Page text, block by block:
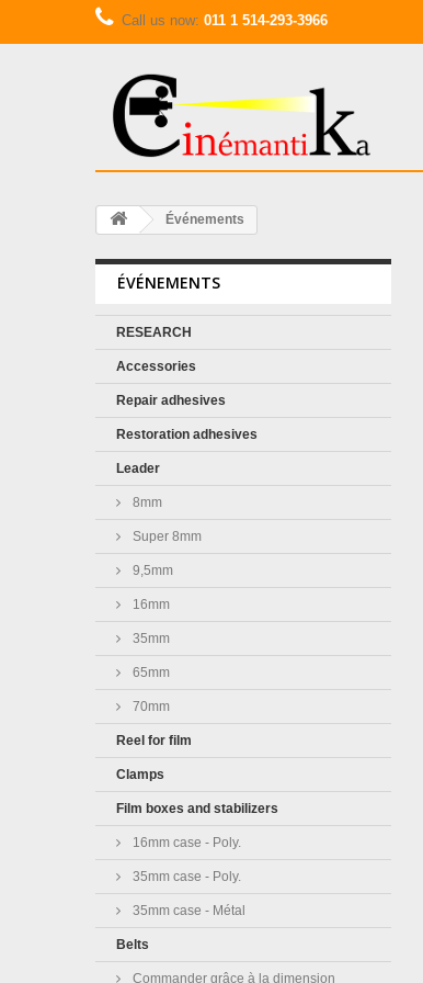
Call us now: 011 1 514-293-3966
Événements
ÉVÉNEMENTS
RESEARCH
Accessories
Repair adhesives
Restoration adhesives
Leader
8mm
Super 8mm
9,5mm
16mm
35mm
65mm
70mm
Reel for film
Clamps
Film boxes and stabilizers
16mm case - Poly.
35mm case - Poly.
35mm case - Métal
Belts
Commander grâce à la dimension